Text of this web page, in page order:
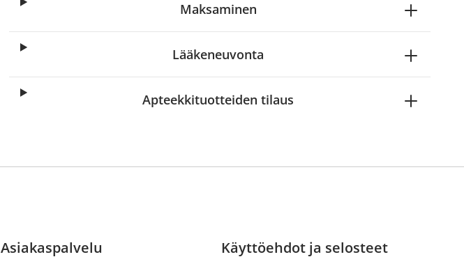
Maksaminen
Lääkeneuvonta
Apteekkituotteiden tilaus
Asiakaspalvelu Käyttöehdot ja selosteet